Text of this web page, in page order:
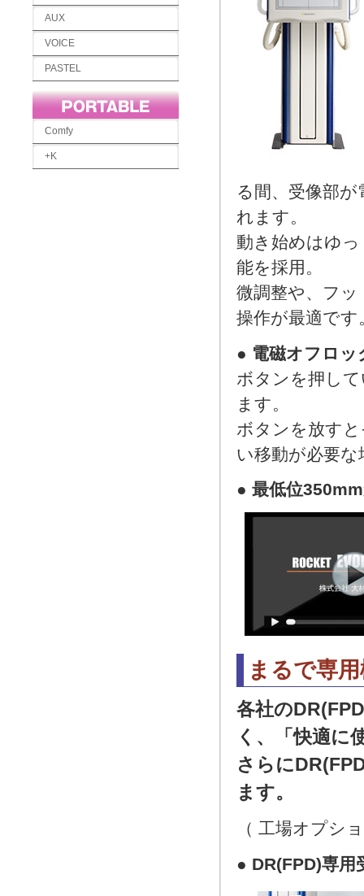
AUX
VOICE
PASTEL
Comfy
+K
る間、受像部
れます。
動き始めはゆ
能を採用。
微調整や、フ
操作が最適です
● 電磁オフロッ
ボタンを押し
ます。
ボタンを放す
い移動が必要
● 最低位
まるで専
各社の
く、「快適に
さらに
ます。
（ 工場オプシ
● DR(FPD)専用